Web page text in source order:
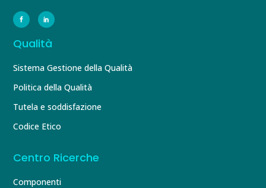
Qualità
Sistema Gestione della Qualità
Politica della Qualità
Tutela e soddisfazione
Codice Etico
Centro Ricerche
Componenti